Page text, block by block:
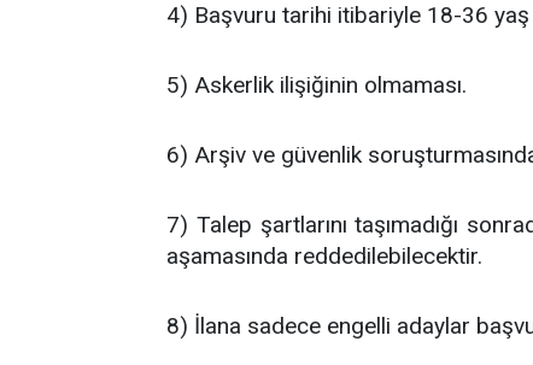
4) Başvuru tarihi itibariyle 18-36 yaş
5) Askerlik ilişiğinin olmaması.
6) Arşiv ve güvenlik
7) Talep şartlarını taşımadığı
aşamasında reddedilebilecektir.
8) İlana sadece engelli adaylar